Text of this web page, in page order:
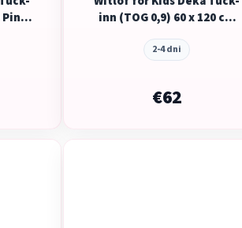
Pink
inn (TOG 0,9) 60 x 120 cm
2-4 dni
€62